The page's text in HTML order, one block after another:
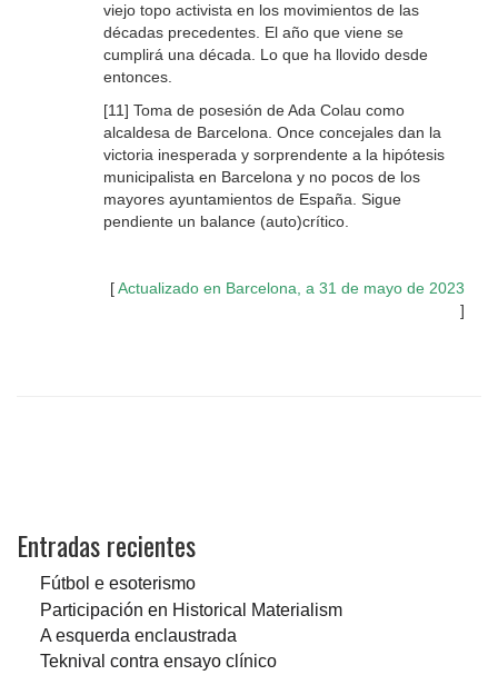
viejo topo activista en los movimientos de las
décadas precedentes. El año que viene se
cumplirá una década. Lo que ha llovido desde
entonces.
[11] Toma de posesión de Ada Colau como
alcaldesa de Barcelona. Once concejales dan la
victoria inesperada y sorprendente a la hipótesis
municipalista en Barcelona y no pocos de los
mayores ayuntamientos de España. Sigue
pendiente un balance (auto)crítico.
[Actualizado en Barcelona, a 31 de mayo de 2023
]
Entradas recientes
Fútbol e esoterismo
Participación en Historical Materialism
A esquerda enclaustrada
Teknival contra ensayo clínico